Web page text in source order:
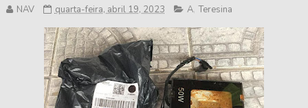
NAV quarta-feira, abril 19, 2023 A, Teresina